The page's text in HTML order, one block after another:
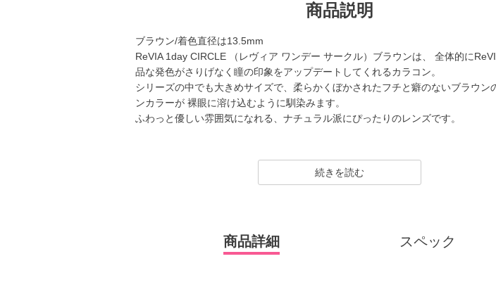
商品説明
ブラウン/着色直径は13.5mm
ReVIA 1day CIRCLE （レヴィア ワンデー サークル）ブラウンは、 全体的に
品な発色がさりげなく瞳の印象をアップデートしてくれるカラコン。
シリーズの中でも大きめサイズで、柔らかくぼかされたフチと癖のないブラウン
ンカラーが 裸眼に溶け込むように馴染みます。
ふわっと優しい雰囲気になれる、ナチュラル派にぴったりのレンズです。
ーライトバリア）／TORIC（トーリック） といった幅広いシリーズを展開してお
でもカラーコンタクトレンズには、“大人美的サイズ”の、大きすぎず小さすぎない
ON（キム・チェウォン）さんが就任し、イメージを一新しました。
新シリーズとして、CLEAR 2week（クリアツーウィーク）／CLEAR TORIC（ク
続きを読む
商品詳細 スペック